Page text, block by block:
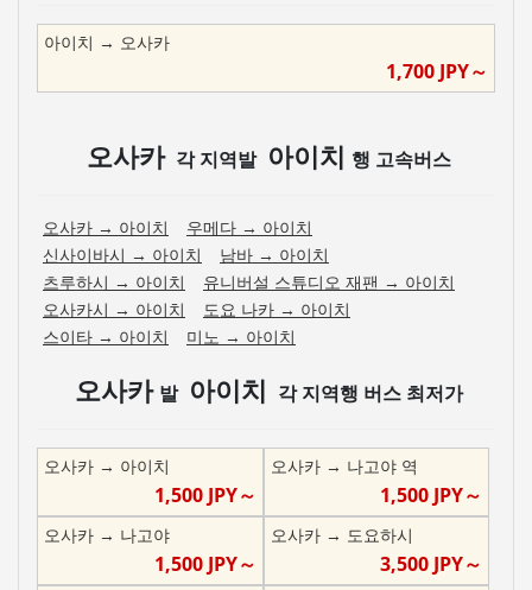
아이치 → 오사카
1,700 JPY～
오사카 각 지역발 아이치 행 고속버스
오사카 → 아이치 우메다 → 아이치
신사이바시 → 아이치 남바 → 아이치
츠루하시 → 아이치 유니버설 스튜디오 재팬 → 아이치
오사카시 → 아이치 도요 나카 → 아이치
스이타 → 아이치 미노 → 아이치
오사카 발 아이치 각 지역행 버스 최저가
오사카 → 아이치
1,500JPY～
오사카→ 나고야 역
1,500 JPY～
오사카 → 나고야
1,500JPY～
오사카→ 도요하시
3,500 JPY～